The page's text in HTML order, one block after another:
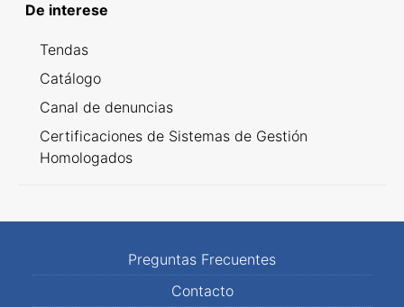
De interese
Tendas
Catálogo
Canal de denuncias
Certificaciones de Sistemas de Gestión
Homologados
Preguntas Frecuentes
Contacto